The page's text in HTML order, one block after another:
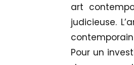
art
judicieuse.
Pour un